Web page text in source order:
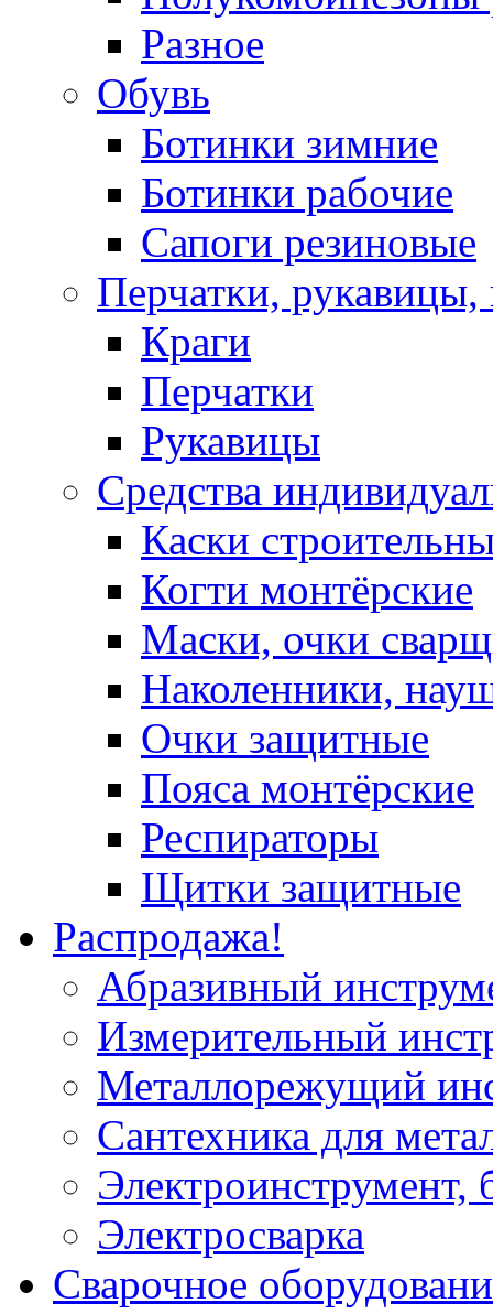
Разное
Обувь
Ботинки зимние
Ботинки рабочие
Сапоги резиновые
Перчатки, рукавицы,
Краги
Перчатки
Рукавицы
Средства
Каски
Когти монтёрские
Маски, очки
Наколенники,
Очки защитные
Пояса монтёрские
Респираторы
Щитки защитные
Распродажа!
Абразивный
Измерительный
Металлорежущий
Сантехника для
Электроинструмент,
Электросварка
Сварочное